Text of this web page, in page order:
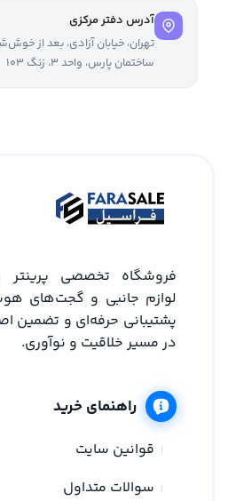
آدرس دفتر مرکزی
تهران، خیابان آزادی، بعد از
ساختمان پارس، واحد ۳، زنگ ۱۰۳
فروشگاه تخصصی پرینتر
لوازم جانبی و گجت‌های
پشتیبانی حرفه‌ای و تضمین
در مسیر خلاقیت و نوآوری.
راهنمای خرید
قوانین سایت
سوالات متداول